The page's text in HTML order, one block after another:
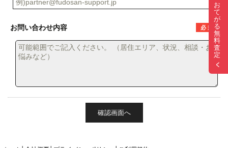
お問い合わせ内容 必 須
お
て
が
る
無
料
査
定